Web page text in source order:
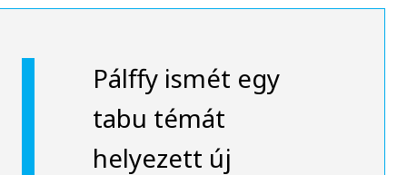
Pálffy ismét egy
tabu témát
helyezett új